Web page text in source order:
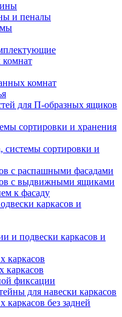
и пеналы
комнат
для П-образных ящиков
сортировки и хранения
системы сортировки и
с распашными фасадами
с выдвижными ящиками
к фасаду
каркасов и
и подвески каркасов и
каркасов
каркасов
фиксации
для навески каркасов
каркасов без задней